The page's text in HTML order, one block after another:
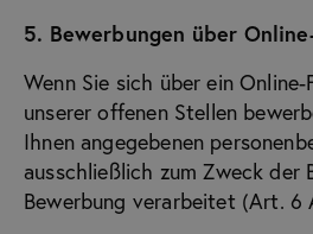
5. Bewerbungen über
Wenn Sie sich über ein
unserer offenen Stellen
Ihnen angegebenen
ausschließlich zum Zweck der
Bewerbung verarbeitet (Art. 6